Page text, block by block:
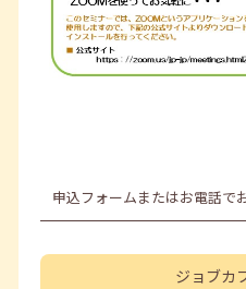
申込フォームまたはお電話で
ジョブカ